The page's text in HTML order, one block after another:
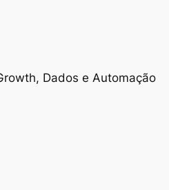
Dados e Automação